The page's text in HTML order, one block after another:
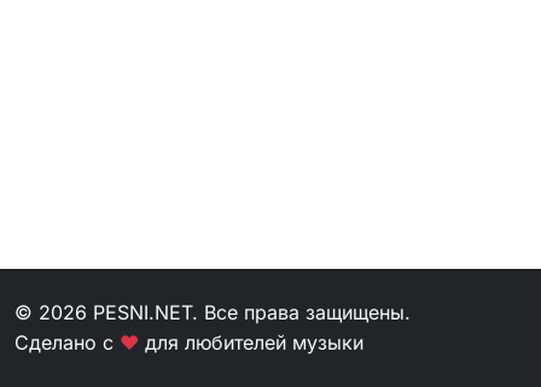
© 2026 PESNI.NET. Все права защищены.
Сделано с ❤ для любителей музыки